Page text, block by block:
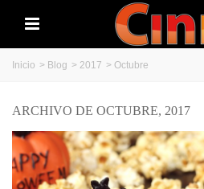
Inicio > Blog > 2017 > Octubre
ARCHIVO DE OCTUBRE, 2017